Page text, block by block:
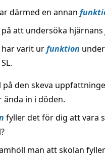
därmed en annan
att undersöka hjärnans
varit urfunktion
på den skeva
ända in i döden.
fyller det för dig att vara
man att skolan